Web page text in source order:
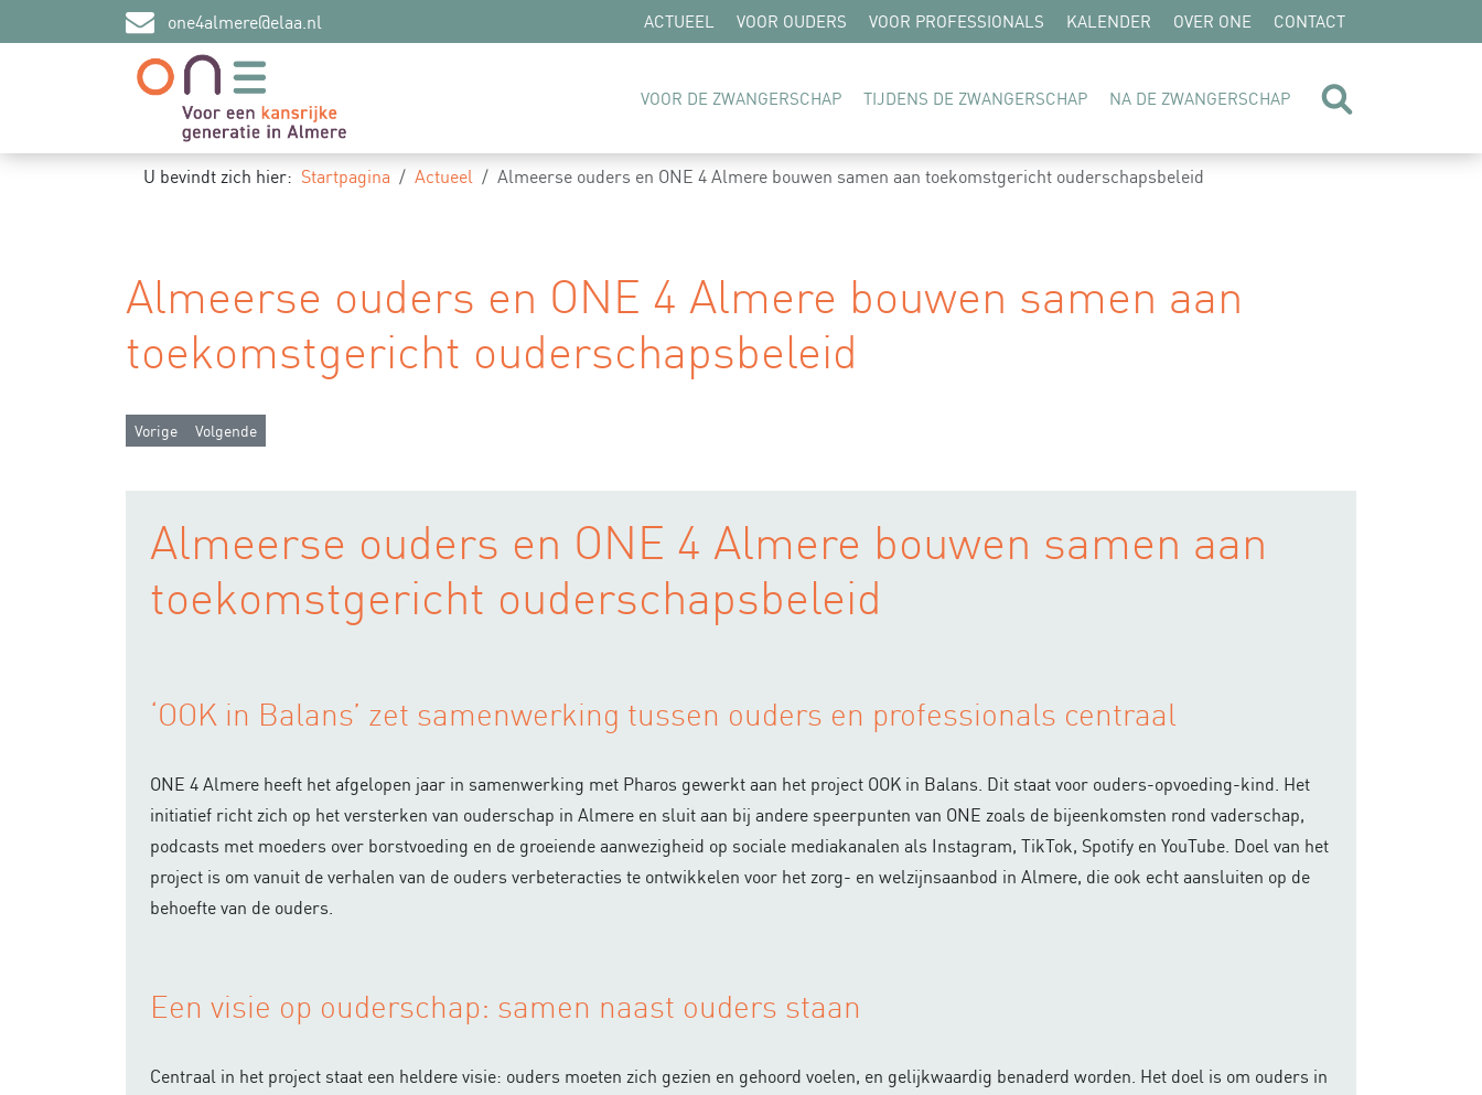
one4almere@elaa.nl ACTUEEL VOOR OUDERS VOOR PROFESSIONALS KALENDER OVER ONE CONTACT
VOOR DE ZWANGERSCHAP TIJDENS DE ZWANGERSCHAP NA DE ZWANGERSCHAP
U bevindt zich hier: Startpagina Actueel Almeerse ouders en ONE 4 Almere bouwen samen aan toekomstgericht ouderschapsbeleid
Almeerse ouders en ONE 4 Almere bouwen samen aan
toekomstgericht ouderschapsbeleid
Vorig artikel: Vaderkracht: de impact van vaderschap bespreekbaar maken
Vorige Volgende artikel: Mijlpalen 2024
Volgende
Almeerse ouders en ONE 4 Almere bouwen samen aan
toekomstgericht ouderschapsbeleid
‘OOK in Balans’ zet samenwerking tussen ouders en professionals centraal
ONE 4 Almere heeft het afgelopen jaar in samenwerking met Pharos gewerkt aan het project OOK in Balans. Dit staat voor ouders-opvoeding-kind. Het
initiatief richt zich op het versterken van ouderschap in Almere en sluit aan bij andere speerpunten van ONE zoals de bijeenkomsten rond vaderschap,
podcasts met moeders over borstvoeding en de groeiende aanwezigheid op sociale mediakanalen als Instagram, TikTok, Spotify en YouTube. Doel van het
project is om vanuit de verhalen van de ouders verbeteracties te ontwikkelen voor het zorg- en welzijnsaanbod in Almere, die ook echt aansluiten op de
behoefte van de ouders.
Een visie op ouderschap: samen naast ouders staan
Centraal in het project staat een heldere visie: ouders moeten zich gezien en gehoord voelen, en gelijkwaardig benaderd worden. Het doel is om ouders in